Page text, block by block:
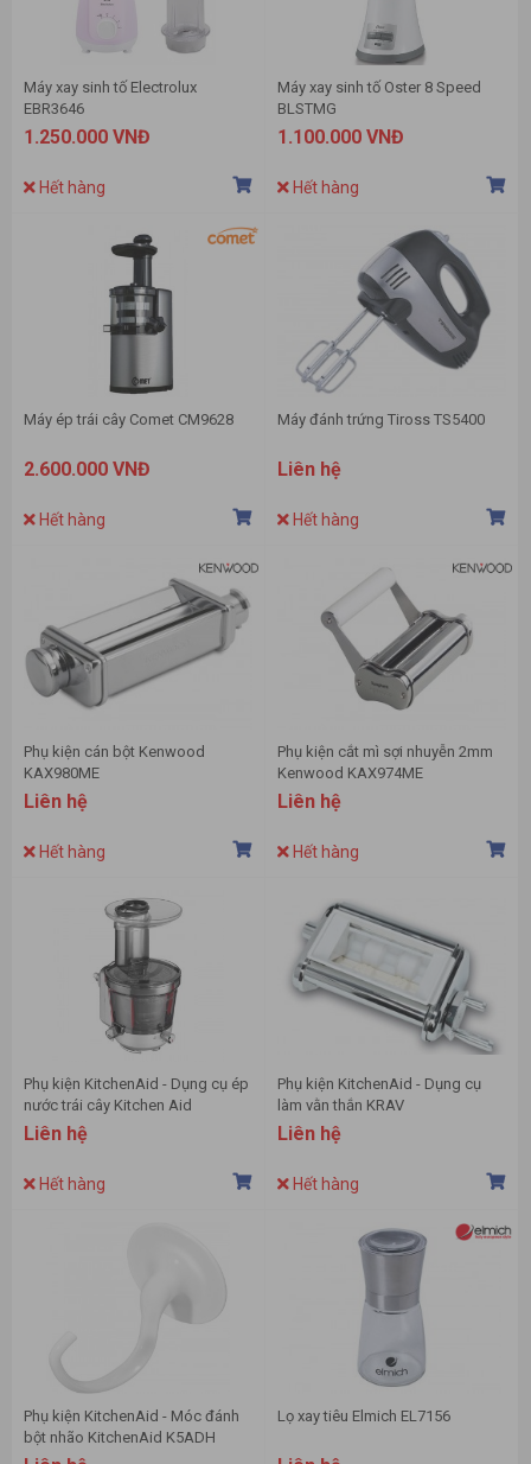
Máy xay sinh tố Electrolux
EBR3646
1.250.000 VNĐ
Hết hàng
Máy xay sinh tố Oster 8 Speed
BLSTMG
1.100.000 VNĐ
Hết hàng
Máy ép trái cây Comet CM9628
2.600.000 VNĐ
Hết hàng
Máy đánh trứng Tiross TS5400
Liên hệ
Hết hàng
Phụ kiện cán bột Kenwood
KAX980ME
Liên hệ
Hết hàng
Phụ kiện cắt mì sợi nhuyễn 2mm
Kenwood KAX974ME
Liên hệ
Hết hàng
Phụ kiện KitchenAid - Dụng cụ ép
nước trái cây Kitchen Aid
KSM1JA
Liên hệ
Hết hàng
Phụ kiện KitchenAid - Dụng cụ
làm vằn thắn KRAV
Liên hệ
Hết hàng
Phụ kiện KitchenAid - Móc đánh
bột nhão KitchenAid K5ADH
Lọ xay tiêu Elmich EL7156